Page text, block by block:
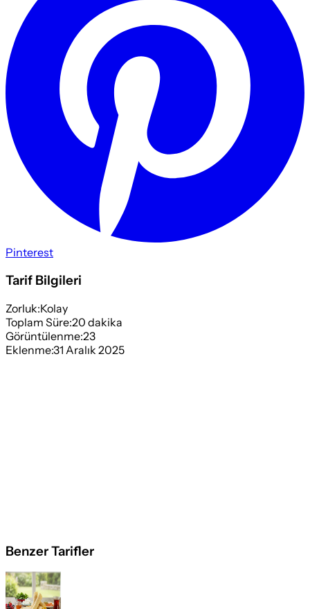
Pinterest
Tarif Bilgileri
Zorluk:Kolay
Toplam Süre:20 dakika
Görüntülenme:23
Eklenme:31 Aralık 2025
Benzer Tarifler